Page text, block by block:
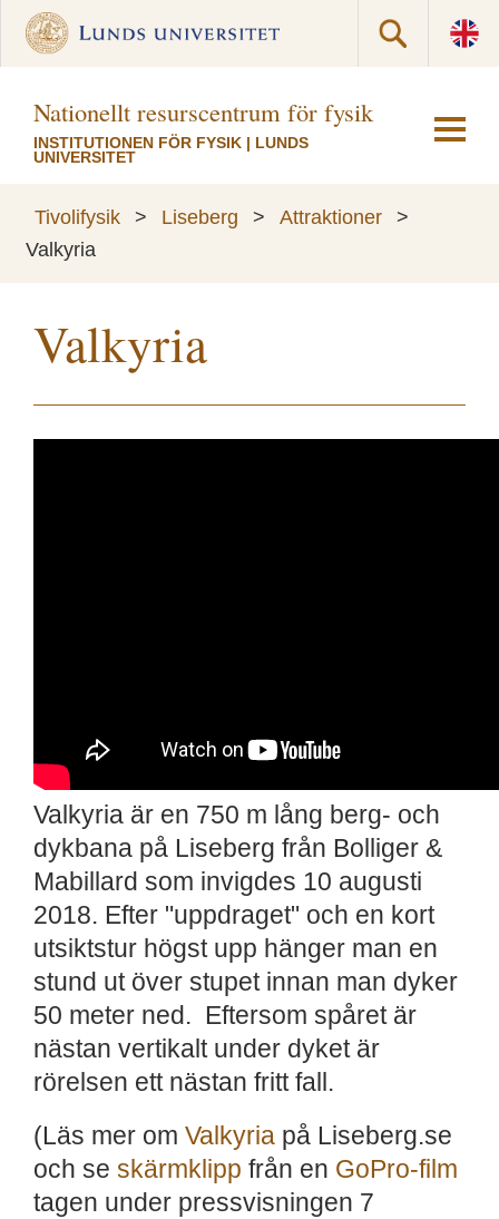
Nationellt resurscentrum för fysik
INSTITUTIONEN FÖR FYSIK | LUNDS
UNIVERSITET
Tivolifysik > Liseberg > Attraktioner
>
Valkyria
Valkyria
Valkyria är en 750 m lång berg- och
dykbana på Liseberg från Bolliger &
Mabillard som invigdes 10 augusti
2018. Efter "uppdraget" och en kort
utsiktstur högst upp hänger man en
stund ut över stupet innan man dyker
50 meter ned. Eftersom spåret är
nästan vertikalt under dyket är
rörelsen ett nästan fritt fall.
(Läs mer om Valkyria på Liseberg.se
och se skärmklipp från en GoPro-film
tagen under pressvisningen 7